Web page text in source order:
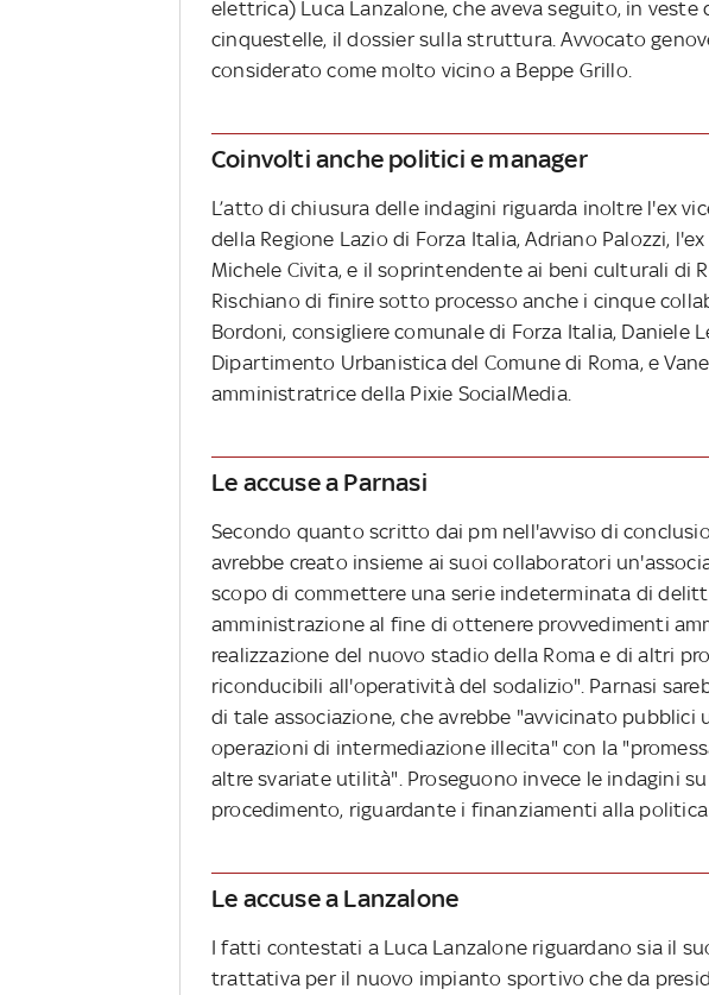
elettrica) Luca Lanzalone, che aveva seguito, in
cinquestelle, il dossier sulla struttura. Avvocato
considerato come molto vicino a Beppe Grillo.
Coinvolti anche politici e manager
L’atto di chiusura delle indagini riguarda inoltre l'ex
della Regione Lazio di Forza Italia, Adriano Palozzi,
Michele Civita, e il soprintendente ai beni culturali di
Rischiano di finire sotto processo anche i cinque
Bordoni, consigliere comunale di Forza Italia, Daniele
Dipartimento Urbanistica del Comune di Roma, e
amministratrice della Pixie SocialMedia.
Le accuse a Parnasi
Secondo quanto scritto dai pm nell'avviso di
avrebbe creato insieme ai suoi collaboratori
scopo di commettere una serie indeterminata di
amministrazione al fine di ottenere provvedimenti
realizzazione del nuovo stadio della Roma e di altri
riconducibili all'operatività del sodalizio". Parnasi
di tale associazione, che avrebbe "avvicinato pubblici
operazioni di intermediazione illecita" con la
altre svariate utilità". Proseguono invece le indagini
procedimento, riguardante i finanziamenti alla
Le accuse a Lanzalone
I fatti contestati a Luca Lanzalone riguardano sia il
trattativa per il nuovo impianto sportivo che da